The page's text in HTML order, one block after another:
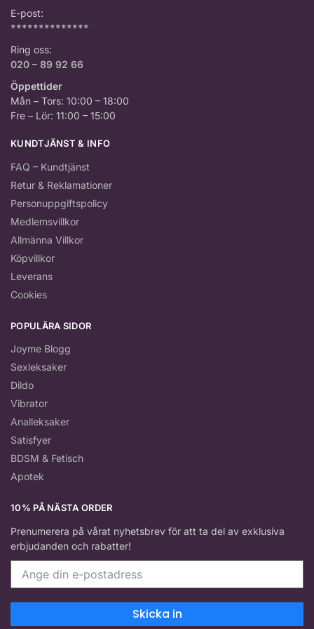
SATISFYER - STAR FORCE 2 - METALLDILDO
Rating: 5/5
Fem av fem
Hade gärna fått med en bättre beskrivning men den funkar fint
Sat Oct 11 2025 00:00:00 GMT+0000 (Coordinated Universal
E-post:
**************
Ring oss:
020 – 89 92 66
Öppettider
Mån – Tors: 10:00 – 18:00
Fre – Lör: 11:00 – 15:00
KUNDTJÄNST & INFO
FAQ – Kundtjänst
Retur & Reklamationer
Personuppgiftspolicy
Medlemsvillkor
Allmänna Villkor
Köpvillkor
Leverans
Cookies
POPULÄRA SIDOR
Joyme Blogg
Sexleksaker
Dildo
Vibrator
Analleksaker
Satisfyer
BDSM & Fetisch
Apotek
10% PÅ NÄSTA ORDER
Prenumerera på vårat nyhetsbrev för att ta del av exklusiva
erbjudanden och rabatter!
Skicka in